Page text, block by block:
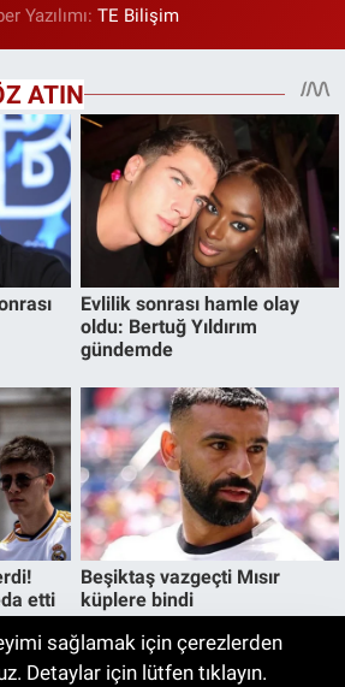
Yazılımı: TE Bilişim
sağlamak için çerezlerden
Detaylar için lütfen tıklayın.
Günü Nasıl Kapattı? Gram